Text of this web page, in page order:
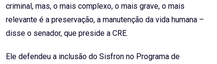
criminal, mas, o mais complexo, o mais grave, o mais
relevante é a preservação, a manutenção da vida humana –
disse o senador, que preside a CRE.
Ele defendeu a inclusão do Sisfron no Programa de